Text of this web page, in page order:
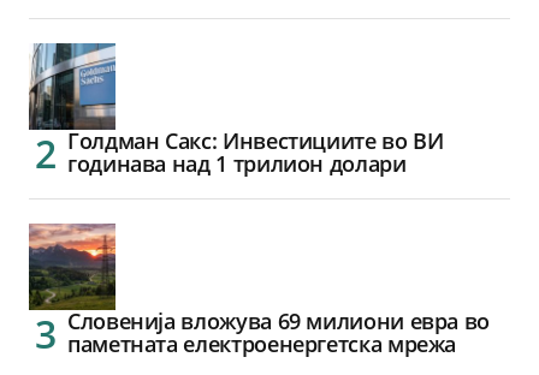
Голдман Сакс: Инвестициите во ВИ
годинава над 1 трилион долари
Словенија вложува 69 милиони евра во
паметната електроенергетска мрежа